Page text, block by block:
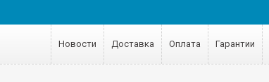
Новости Доставка Оплата Гарантии